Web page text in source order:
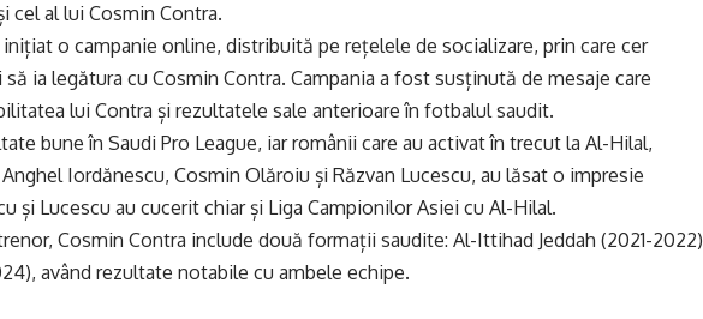
cel al lui Cosmin Contra.
o campanie online, distribuită pe rețelele de socializare, prin care cer
ia legătura cu Cosmin Contra. Campania a fost susținută de mesaje care
lui Contra și rezultatele sale anterioare în fotbalul saudit.
bune în Saudi Pro League, iar românii care au activat în trecut la Al-Hilal,
Iordănescu, Cosmin Olăroiu și Răzvan Lucescu, au lăsat o impresie
și Lucescu au cucerit chiar și Liga Campionilor Asiei cu Al-Hilal.
Cosmin Contra include două formații saudite: Al-Ittihad Jeddah (2021-2022)
având rezultate notabile cu ambele echipe.